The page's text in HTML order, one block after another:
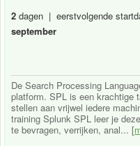
2 dagen | eerstvolgende
september
De Search Processing
platform. SPL is een krachtige
stellen aan vrijwel iedere
training Splunk SPL leer je
te bevragen, verrijken, anal... [